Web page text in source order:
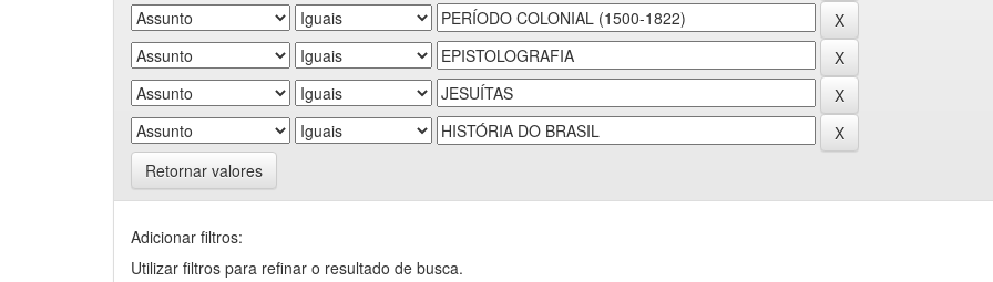
Retornar valores
Adicionar filtros:
Utilizar filtros para refinar o resultado de busca.